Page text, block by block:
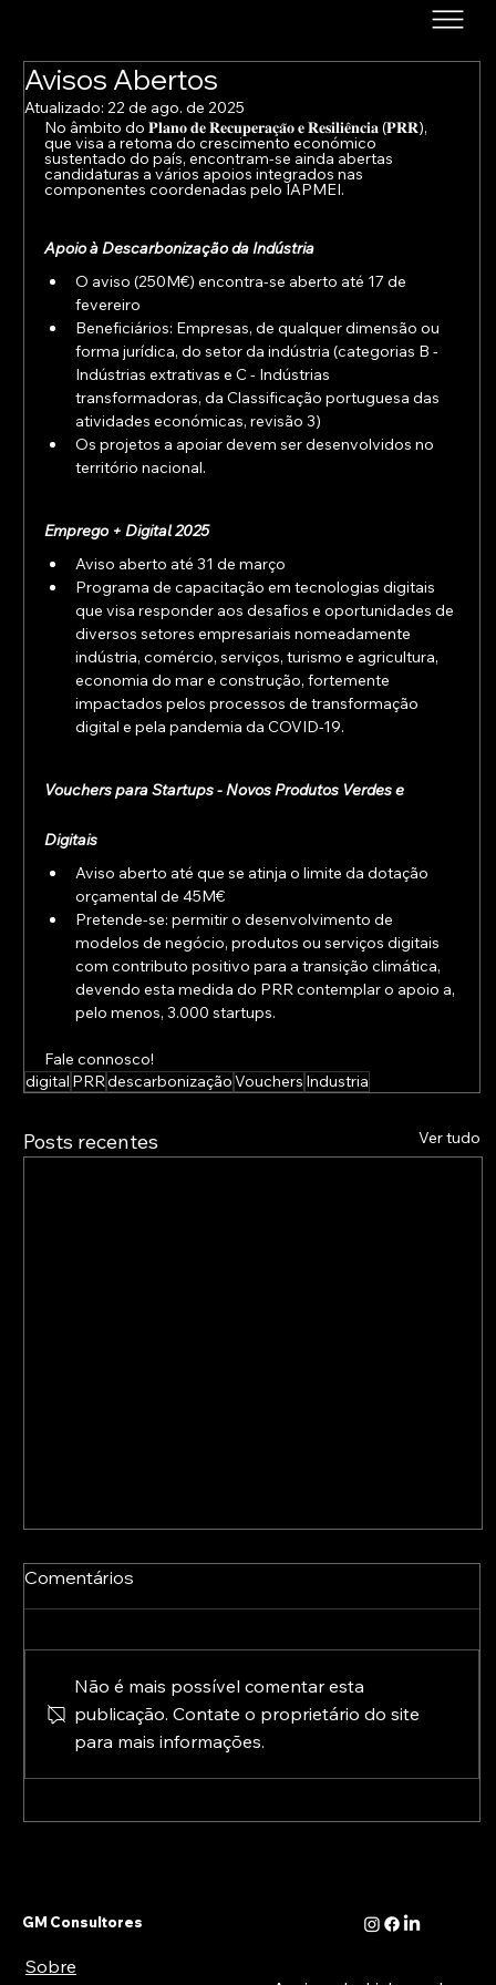
Avisos Abertos
Atualizado:22 de ago. de 2025
No âmbito do 𝐏𝐥𝐚𝐧𝐨 𝐝𝐞 𝐑𝐞𝐜𝐮𝐩𝐞𝐫𝐚𝐜̧𝐚̃𝐨 𝐞 𝐑𝐞𝐬𝐢𝐥𝐢𝐞̂𝐧𝐜𝐢𝐚 (𝐏𝐑𝐑),
que visa a retoma do crescimento económico
sustentado do país, encontram-se ainda abertas
candidaturas a vários apoios integrados nas
componentes coordenadas pelo IAPMEI.
Apoio à Descarbonização da Indústria
O aviso (250M€) encontra-se aberto até 17 de
fevereiro
Beneficiários: Empresas, de qualquer dimensão ou
forma jurídica, do setor da indústria (categorias B -
Indústrias extrativas e C - Indústrias
transformadoras, da Classificação portuguesa das
atividades económicas, revisão 3)
Os projetos a apoiar devem ser desenvolvidos no
território nacional.
Emprego + Digital 2025
Aviso aberto até 31 de março
Programa de capacitação em tecnologias digitais
que visa responder aos desafios e oportunidades de
diversos setores empresariais nomeadamente
indústria, comércio, serviços, turismo e agricultura,
economia do mar e construção, fortemente
impactados pelos processos de transformação
digital e pela pandemia da COVID-19.
Vouchers para Startups - Novos Produtos Verdes e
Digitais
Aviso aberto até que se atinja o limite da dotação
orçamental de 45M€
Pretende-se: permitir o desenvolvimento de
modelos de negócio, produtos ou serviços digitais
com contributo positivo para a transição climática,
devendo esta medida do PRR contemplar o apoio a,
pelo menos, 3.000 startups.
Fale connosco!
digital PRRdescarbonizaçãoVouchers Industria
Posts recentes Ver tudo
A Europa já está a preparar o pós-2027:
Comentários
Não é mais possível comentar esta
publicação. Contate o proprietário do site
para mais informações.
GM Consultores
Sobre